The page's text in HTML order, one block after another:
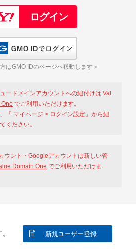
はGMO IDのページへ移動します＞
ードメインアカウントへの紐付けはVal
でご利用いただけます。
「 マイページ > ログイン設定 」から紐
ください。
ウント・Googleアカウントは新しい管
Domain One でご利用いただけま
新規ユーザー登録